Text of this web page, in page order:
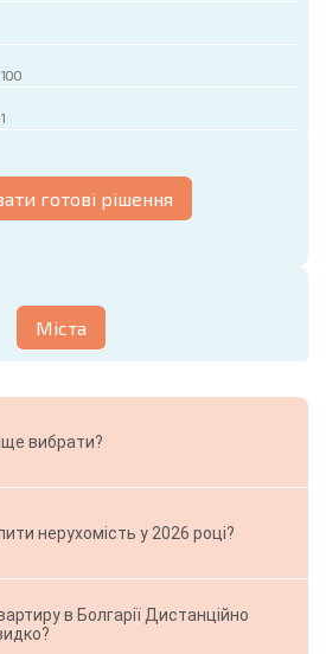
готові рішення
Міста
вибрати?
нерухомість у 2026 році?
в Болгарії Дистанційно